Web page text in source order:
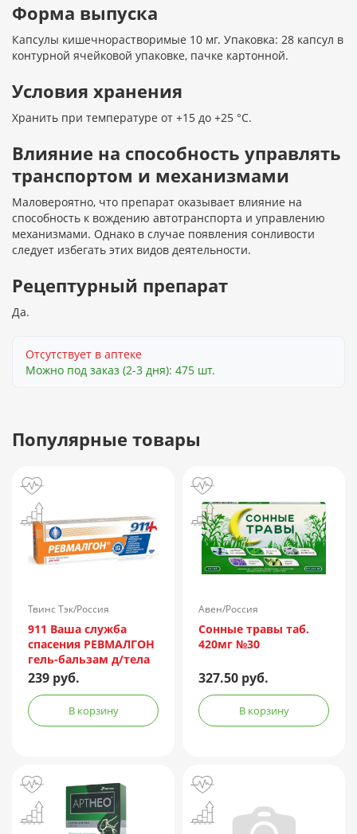
Форма выпуска
Капсулы кишечнорастворимые 10 мг. Упаковка: 28 капсул в
контурной ячейковой упаковке, пачке картонной.
Условия хранения
Хранить при температуре от +15 до +25 °C.
Влияние на способность управлять
транспортом и механизмами
Маловероятно, что препарат оказывает влияние на
способность к вождению автотранспорта и управлению
механизмами. Однако в случае появления сонливости
следует избегать этих видов деятельности.
Рецептурный препарат
Да.
Отсутствует в аптеке
Можно под заказ (2-3 дня): 475 шт.
Популярные товары
Твинс Тэк/Россия
911 Ваша служба
спасения РЕВМАЛГОН
гель-бальзам д/тела
100мл
239 руб.
В корзину
Авен/Россия
Сонные травы таб.
420мг №30
327.50 руб.
В корзину